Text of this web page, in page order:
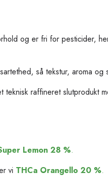
og er fri for pesticider,
så tekstur, aroma og
raffineret slutprodukt
Lemon 28 %.
vi THCa Orangello 20 %.